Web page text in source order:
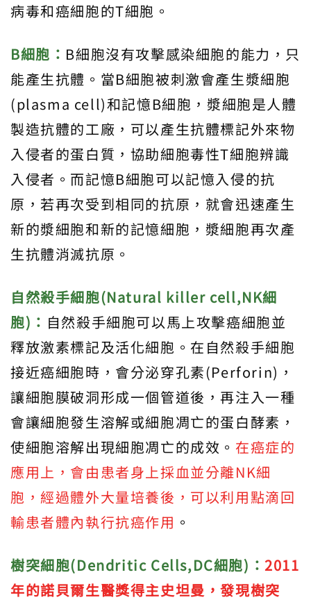
病毒和癌細胞的T細胞。
B細胞： B細胞沒有攻擊感染細胞的能力，只
能產生抗體。當B細胞被刺激會產生漿細胞
(plasma cell)和記憶B細胞，漿細胞是人體
製造抗體的工廠，可以產生抗體標記外來物
入侵者的蛋白質，協助細胞毒性T細胞辨識
入侵者。而記憶B細胞可以記憶入侵的抗
原，若再次受到相同的抗原，就會迅速產生
新的漿細胞和新的記憶細胞，漿細胞再次產
生抗體消滅抗原。
自然殺手細胞(Natural killer cell,NK細
胞)： 自然殺手細胞可以馬上攻擊癌細胞並
釋放激素標記及活化細胞。在自然殺手細胞
接近癌細胞時，會分泌穿孔素(Perforin)，
讓細胞膜破洞形成一個管道後，再注入一種
會讓細胞發生溶解或細胞凋亡的蛋白酵素，
使細胞溶解出現細胞凋亡的成效。 在癌症的
應用上，會由患者身上採血並分離NK細
胞，經過體外大量培養後，可以利用點滴回
輸患者體內執行抗癌作用 。
樹突細胞(Dendritic Cells,DC細胞) ：2011
年的諾貝爾生醫獎得主史坦曼，發現樹突